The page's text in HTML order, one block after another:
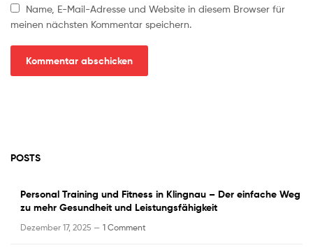
Name, E-Mail-Adresse und Website in diesem Browser für
meinen nächsten Kommentar speichern.
POSTS
Personal Training und Fitness in Klingnau – Der einfache Weg
zu mehr Gesundheit und Leistungsfähigkeit
Dezember 17, 2025 — 1 Comment